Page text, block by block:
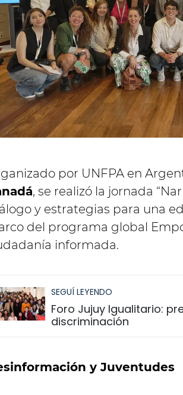
por UNFPA en
, se realizó la jornada
y estrategias para una
del programa global
informada.
SEGUÍ LEYENDO
Foro Jujuy Igualitario:
discriminación
y Juventudes